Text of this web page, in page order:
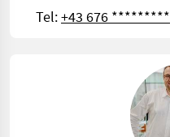
Tel:+43 676 *********